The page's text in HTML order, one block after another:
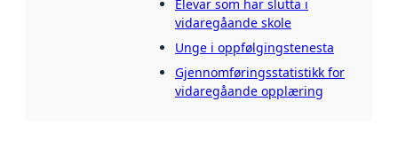
Elevar som har slutta i
vidaregåande skole
Unge i oppfølgingstenesta
Gjennomføringsstatistikk for
vidaregåande opplæring